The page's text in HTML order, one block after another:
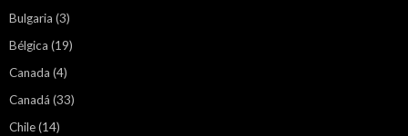
Bulgaria (3)
Bélgica (19)
Canada (4)
Canadá (33)
Chile(14)